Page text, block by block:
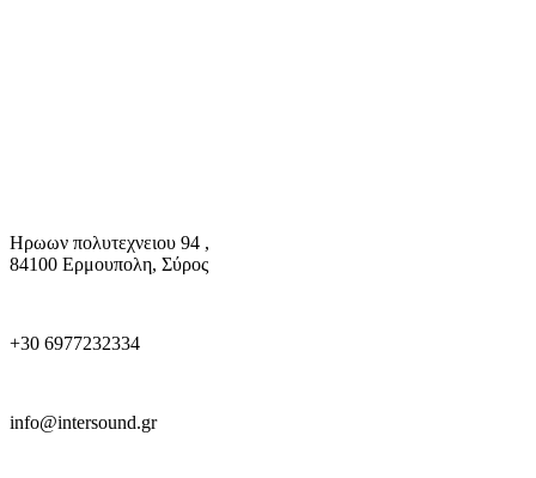
Ηρωων πολυτεχνειου 94 ,
84100 Ερμουπολη, Σύρος
+30 6977232334
info@intersound.gr